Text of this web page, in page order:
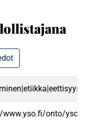
www.yso.fi/onto/